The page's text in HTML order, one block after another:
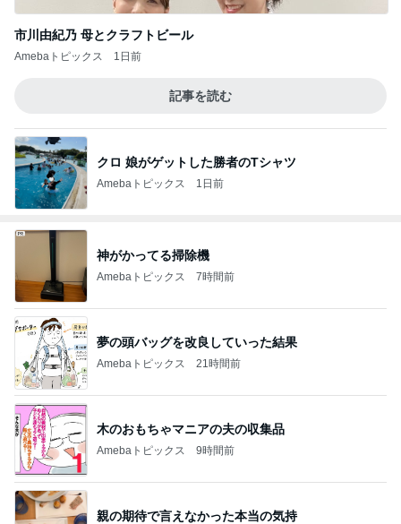
市川由紀乃 母とクラフトビール
Amebaトピックス 1日前
記事を読む
クロ 娘がゲットした勝者のTシャツ
Amebaトピックス 1日前
神がかってる掃除機
Amebaトピックス 7時間前
夢の頭バッグを改良していった結果
Amebaトピックス 21時間前
木のおもちゃマニアの夫の収集品
Amebaトピックス 9時間前
親の期待で言えなかった本当の気持